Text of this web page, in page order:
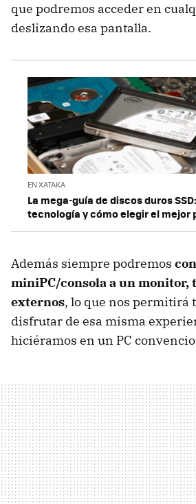
que podremos acceder en
deslizando esa pantalla.
EN XATAKA
La mega-guía de discos duros
tecnología y cómo elegir el mejor
Además siempre podremos
miniPC/consola a un monitor,
externos, lo que nos permitirá
disfrutar de esa misma
hiciéramos en un PC